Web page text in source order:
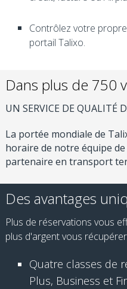
Contrôlez votre
portail Talixo.
Dans plus de 750
UN SERVICE DE QUALITÉ
La portée mondiale de
horaire de notre équipe
partenaire en transport
Des avantages
Plus de réservations vous
plus d'argent vous
Quatre classes de
Plus, Business et